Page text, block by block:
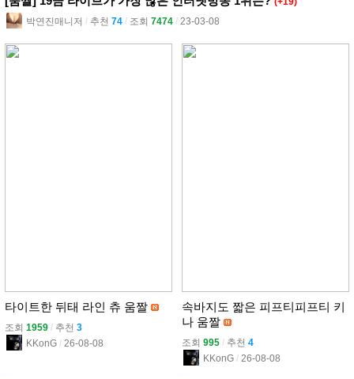
박연진매니저 l 추천 74 l 조회 7474 l 23-03-08
타이트한 뒤태 라인 츄 움짤
조회 1959 l 추천 3
KKonG l 26-08-08
속바지도 짧은 피프티피프티 키
나 움짤
조회 995 l 추천 4
KKonG l 26-08-08